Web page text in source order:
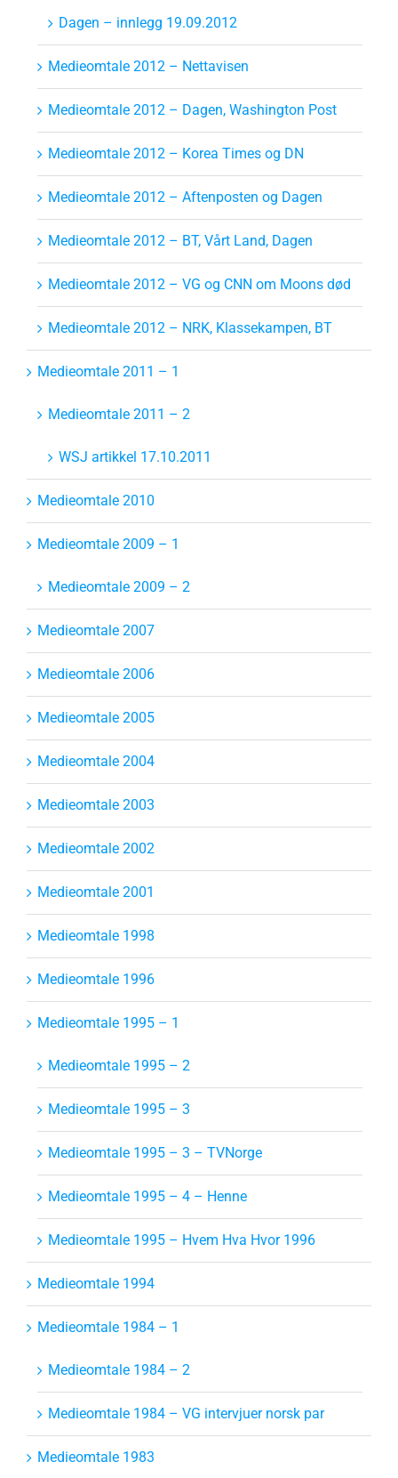
Dagen – innlegg 19.09.2012
Medieomtale 2012 – Nettavisen
Medieomtale 2012 – Dagen, Washington Post
Medieomtale 2012 – Korea Times og DN
Medieomtale 2012 – Aftenposten og Dagen
Medieomtale 2012 – BT, Vårt Land, Dagen
Medieomtale 2012 – VG og CNN om Moons død
Medieomtale 2012 – NRK, Klassekampen, BT
Medieomtale 2011 – 1
Medieomtale 2011 – 2
WSJ artikkel 17.10.2011
Medieomtale 2010
Medieomtale 2009 – 1
Medieomtale 2009 – 2
Medieomtale 2007
Medieomtale 2006
Medieomtale 2005
Medieomtale 2004
Medieomtale 2003
Medieomtale 2002
Medieomtale 2001
Medieomtale 1998
Medieomtale 1996
Medieomtale 1995 – 1
Medieomtale 1995 – 2
Medieomtale 1995 – 3
Medieomtale 1995 – 3 – TVNorge
Medieomtale 1995 – 4 – Henne
Medieomtale 1995 – Hvem Hva Hvor 1996
Medieomtale 1994
Medieomtale 1984 – 1
Medieomtale 1984 – 2
Medieomtale 1984 – VG intervjuer norsk par
Medieomtale 1983